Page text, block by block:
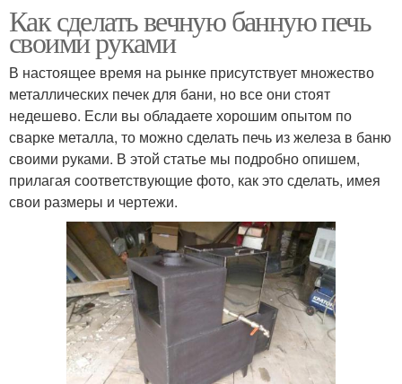
Как сделать вечную банную печь
своими руками
В настоящее время на рынке присутствует множество
металлических печек для бани, но все они стоят
недешево. Если вы обладаете хорошим опытом по
сварке металла, то можно сделать печь из железа в баню
своими руками. В этой статье мы подробно опишем,
прилагая соответствующие фото, как это сделать, имея
свои размеры и чертежи.